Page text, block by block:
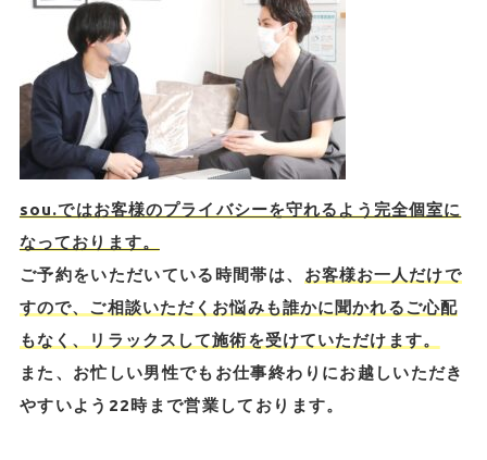
sou.ではお客様のプライバシーを守れるよう完全個室に
なっております。
ご予約をいただいている時間帯は、 お客様お一人だけで
すので、ご相談いただくお悩みも誰かに聞かれるご心配
もなく、リラックスして施術を受けていただけます。
また、お忙しい男性でもお仕事終わりにお越しいただき
やすいよう22時まで営業しております。